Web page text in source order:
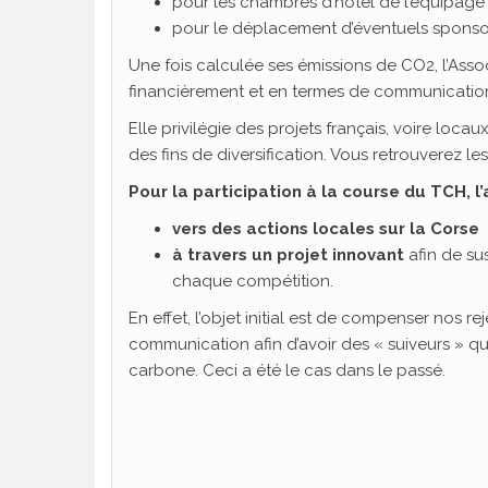
pour le déplacement d’éventuels
Une fois calculée ses émissions de CO2,
financièrement et en termes de
Elle privilégie des projets français, voire
des fins de diversification. Vous retrouverez
Pour la participation à la course du TCH,
vers des actions locales sur la Corse
à travers un projet innovant afin de
chaque compétition.
En effet, l’objet initial est de compenser nos
communication afin d’avoir des « suiveurs »
carbone. Ceci a été le cas dans le passé.